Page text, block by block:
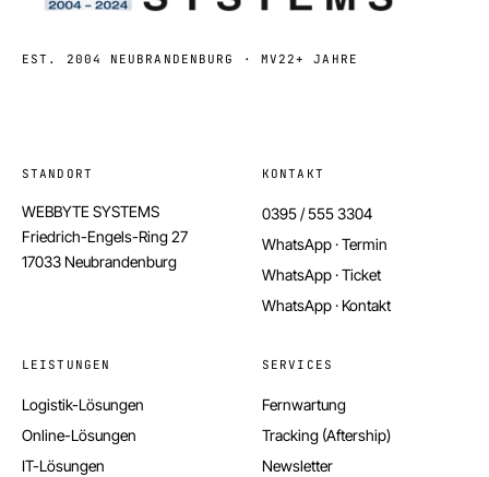
EST. 2004 NEUBRANDENBURG · MV 22+ JAHRE
STANDORT
WEBBYTE SYSTEMS
Friedrich-Engels-Ring 27
17033 Neubrandenburg
KONTAKT
0395 / 555 3304
WhatsApp · Termin
WhatsApp · Ticket
WhatsApp · Kontakt
LEISTUNGEN
Logistik-Lösungen
Online-Lösungen
IT-Lösungen
SERVICES
Fernwartung
Tracking (Aftership)
Newsletter